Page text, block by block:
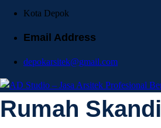
Kota Depok
Email Address
depokarsitek@gmail.com
AD Studio –
AD Studio – Jasa Arsitek Profesional
Rumah